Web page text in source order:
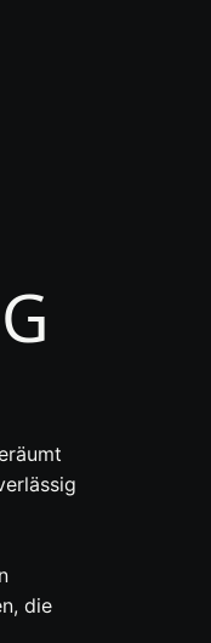
die